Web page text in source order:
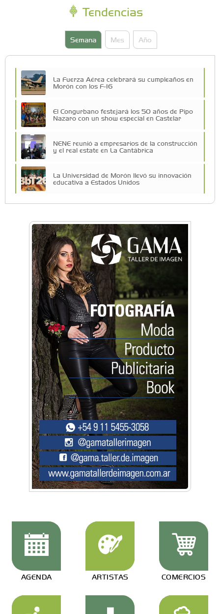
Tendencias
Semana Mes Año
La Fuerza Aérea celebrará su cumpleaños en
Morón con los F-16
El Congurbano festejará los 50 años de Pipo
Nazaro con un show especial en Castelar
NENE reunió a empresarios de la construcción
y el real estate en La Cantábrica
La Universidad de Morón llevó su innovación
educativa a Estados Unidos
La primera vez que Eva Perón voló en avión lo
hizo desde Morón
Mariana Croce: "Hoy las empresas necesitan
un asesoramiento integral para crecer con
seguridad"
Música, teatro, yoga, danza y mucho más:
Conocé todos los talleres para aprender y
disfrutar en la Zona Oeste
AGENDA ARTISTAS COMERCIOS